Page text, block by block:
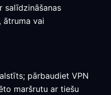
salīdzināšanas
ātruma vai
pārbaudiet VPN
maršrutu ar tiešu